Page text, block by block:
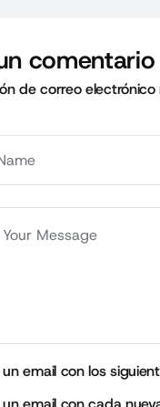
comentario
de correo
un email con los